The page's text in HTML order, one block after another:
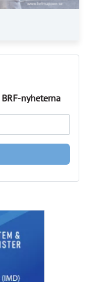
BRF-nyheterna